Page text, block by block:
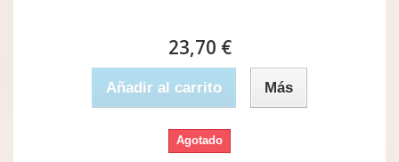
23,70 €
Añadir al carrito Más
Agotado